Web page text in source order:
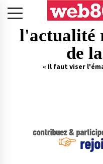
l'actualité
de
« Il faut viser